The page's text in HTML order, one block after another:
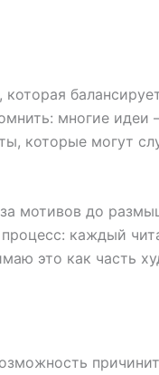
многие
которые могут
мотивов до
каждый
это как часть